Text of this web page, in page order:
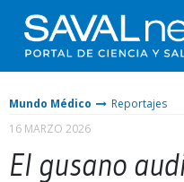
Mundo Médico
Reportajes
16 MARZO 2026
El gusano